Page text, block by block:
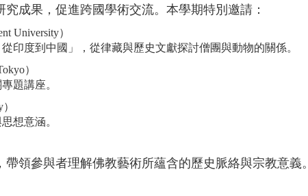
成果，促進跨國學術交流。本學期特別邀請：
University）
印度到中國」，從律藏與歷史文獻探討僧團與動物的關係。
）
題講座。
想意涵。
領參與者理解佛教藝術所蘊含的歷史脈絡與宗教意義。